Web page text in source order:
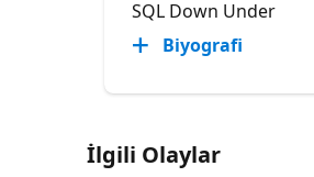
SQL Down Under
Biyografi
İlgili Olaylar